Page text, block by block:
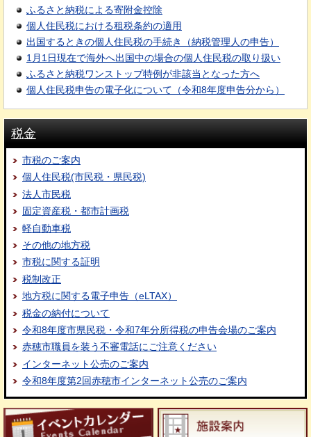
ふるさと納税による寄附金控除
個人住民税における租税条約の適用
出国するときの個人住民税の手続き（納税管理人の申告）
1月1日現在で海外へ出国中の場合の個人住民税の取り扱い
ふるさと納税ワンストップ特例が非該当となった方へ
個人住民税申告の電子化について（令和8年度申告分から）
税金
市税のご案内
個人住民税(市民税・県民税)
法人市民税
固定資産税・都市計画税
軽自動車税
その他の地方税
市税に関する証明
税制改正
地方税に関する電子申告（eLTAX）
税金の納付について
令和8年度市県民税・令和7年分所得税の申告会場のご案内
赤穂市職員を装う不審電話にご注意ください
インターネット公売のご案内
令和8年度第2回赤穂市インターネット公売のご案内